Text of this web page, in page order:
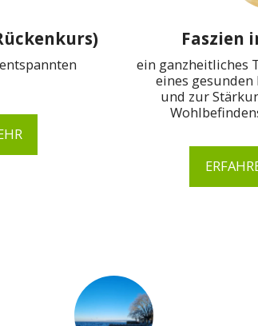
Faszien
ein ganzheitliches
eines gesunden
und zur